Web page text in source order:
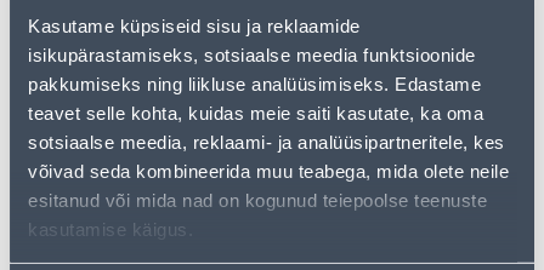
Kasutame küpsiseid sisu ja reklaamide
isikupärastamiseks, sotsiaalse meedia funktsioonide
pakkumiseks ning liikluse analüüsimiseks. Edastame
teavet selle kohta, kuidas meie saiti kasutate, ka oma
sotsiaalse meedia, reklaami- ja analüüsipartneritele, kes
võivad seda kombineerida muu teabega, mida olete neile
esitanud või mida nad on kogunud teiepoolse teenuste
kasutamise käigus.
But your shopping pleasure doesn't have to end here -
you can continue your research by returningto the
homepageor use our powerful search function to
discover even more great options. Happy shopping!
• 14-päevane tagastusõigus.
• HANKIJA LAOST TELLITAV TOODE